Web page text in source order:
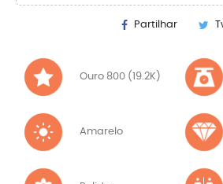
Partilhar
Ouro 800 (19.2K)
Amarelo